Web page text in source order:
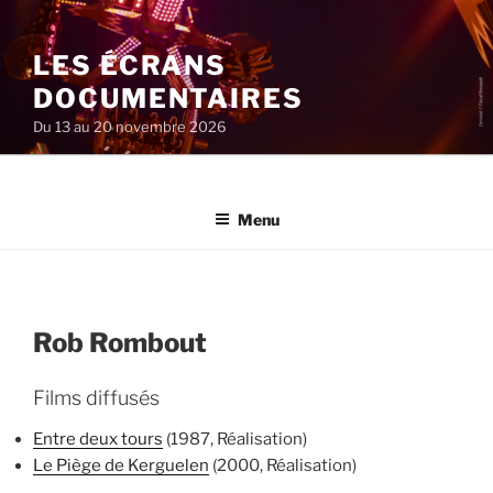
au
contenu
principal
LES ÉCRANS
DOCUMENTAIRES
Du 13 au 20 novembre 2026
Menu
Rob Rombout
Films diffusés
Entre deux tours (1987, Réalisation)
Le Piège de Kerguelen (2000, Réalisation)